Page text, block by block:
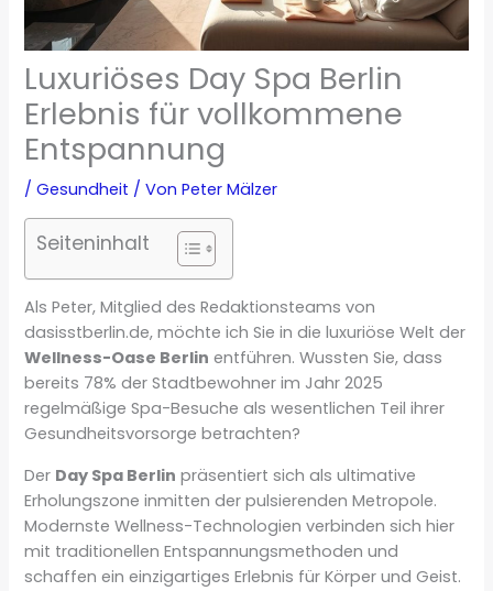
Luxuriöses Day Spa Berlin
Erlebnis für vollkommene
Entspannung
/Gesundheit / VonPeter Mälzer
Seiteninhalt
Als Peter, Mitglied des Redaktionsteams von
dasisstberlin.de, möchte ich Sie in die luxuriöse Welt der
Wellness-Oase Berlin entführen. Wussten Sie, dass
bereits 78% der Stadtbewohner im Jahr 2025
regelmäßige Spa-Besuche als wesentlichen Teil ihrer
Gesundheitsvorsorge betrachten?
Der Day Spa Berlin präsentiert sich als ultimative
Erholungszone inmitten der pulsierenden Metropole.
Modernste Wellness-Technologien verbinden sich hier
mit traditionellen Entspannungsmethoden und
schaffen ein einzigartiges Erlebnis für Körper und Geist.